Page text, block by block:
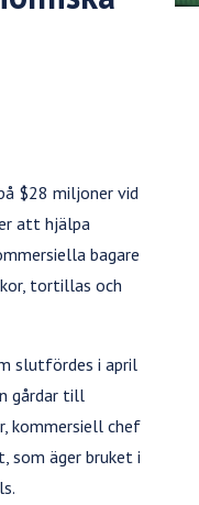
$28 miljoner vid
att hjälpa
bagare
tortillas och
slutfördes i april
gårdar till
kommersiell chef
som äger bruket i